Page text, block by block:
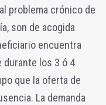
problema crónico de
son de acogida
encuentra
durante los 3 ó 4
que la oferta de
La demanda